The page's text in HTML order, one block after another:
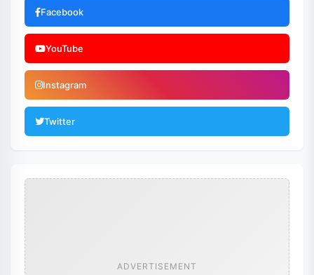
Facebook
YouTube
Instagram
Twitter
ADVERTISEMENT